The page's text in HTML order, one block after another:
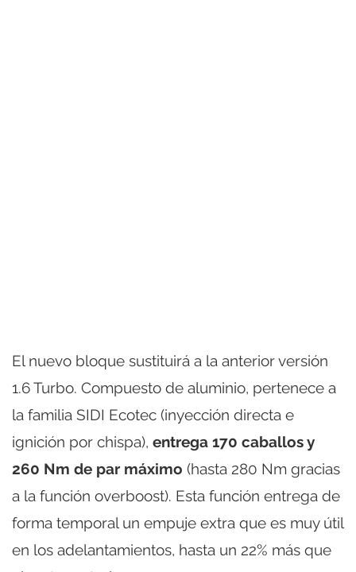
El nuevo bloque sustituirá a la anterior versión
1.6 Turbo. Compuesto de aluminio, pertenece a
la familia SIDI Ecotec (inyección directa e
ignición por chispa), entrega 170 caballos y
260 Nm de par máximo (hasta 280 Nm gracias
a la función overboost). Esta función entrega de
forma temporal un empuje extra que es muy útil
en los adelantamientos, hasta un 22% más que